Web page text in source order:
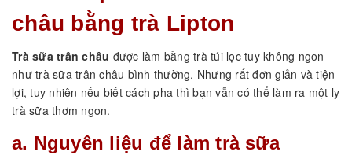
châu bằng trà Lipton
Trà sữa trân châu được làm bằng trà túi lọc tuy không ngon
như trà sữa trân châu bình thường. Nhưng rất đơn giản và tiện
lợi, tuy nhiên nếu biết cách pha thì bạn vẫn có thể làm ra một ly
trà sữa thơm ngon.
a. Nguyên liệu để làm trà sữa